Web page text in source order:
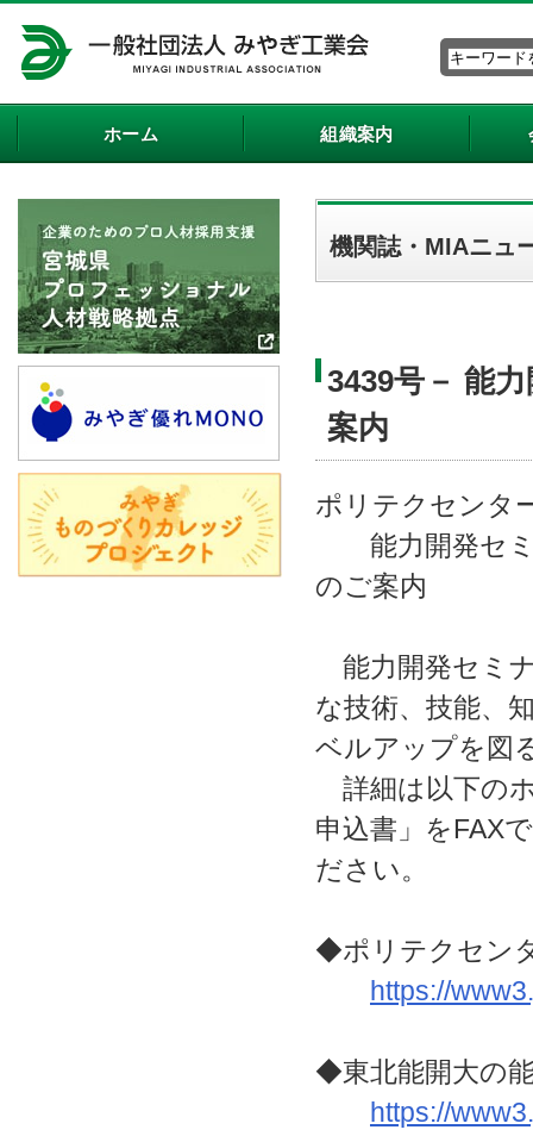
ホーム 組織案内
機関誌・MIAニュ
3439号－ 能
案内
ポリテクセンタ
能力開発セミ
のご案内
能力開発セミ
な技術、技能、
ベルアップを図
詳細は以下の
申込書」をFAX
ださい。
◆ポリテクセン
https://
◆東北能開大の
https://